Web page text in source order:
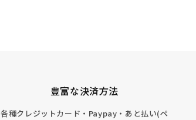
豊富な決済方法
各種クレジットカード・Paypay・あと払い(ペ